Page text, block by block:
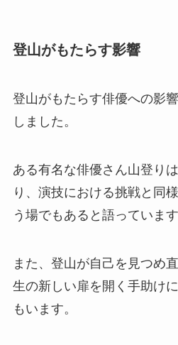
登山がもたらす影響
登山がもたらす俳優への影
しました。
ある有名な俳優さん山登り
り、演技における挑戦と同
う場でもあると語っています
また、登山が自己を見つめ
生の新しい扉を開く手助け
もいます。